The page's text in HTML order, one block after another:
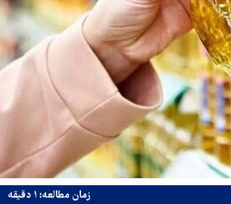
زمان مطالعه: ۱ دقیقه